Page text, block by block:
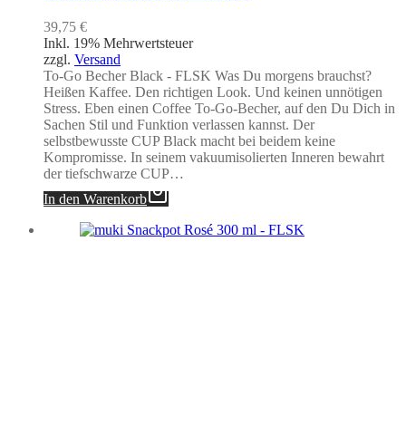
39,75 €
Inkl. 19% Mehrwertsteuer
zzgl. Versand
To-Go Becher Black - FLSK Was Du morgens brauchst?
Heißen Kaffee. Den richtigen Look. Und keinen unnötigen
Stress. Eben einen Coffee To-Go-Becher, auf den Du Dich in
Sachen Stil und Funktion verlassen kannst. Der
selbstbewusste CUP Black macht bei beidem keine
Kompromisse. In seinem vakuumisolierten Inneren bewahrt
der tiefschwarze CUP…
In den Warenkorb